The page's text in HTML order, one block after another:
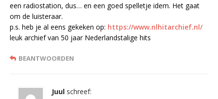
een radiostation, dus… en een goed spelletje idem. Het gaat
om de luisteraar.
p.s. heb je al eens gekeken op: https://www.nlhitarchief.nl/
leuk archief van 50 jaar Nederlandstalige hits
BEANTWOORDEN
Juul schreef: